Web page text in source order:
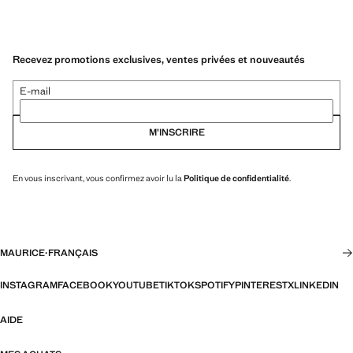
Recevez promotions exclusives, ventes privées et nouveautés
E-mail
M’INSCRIRE
En vous inscrivant, vous confirmez avoir lu la Politique de confidentialité.
MAURICE·FRANÇAIS
INSTAGRAMFACEBOOKYOUTUBETIKTOKSPOTIFYPINTERESTXLINKEDIN
AIDE